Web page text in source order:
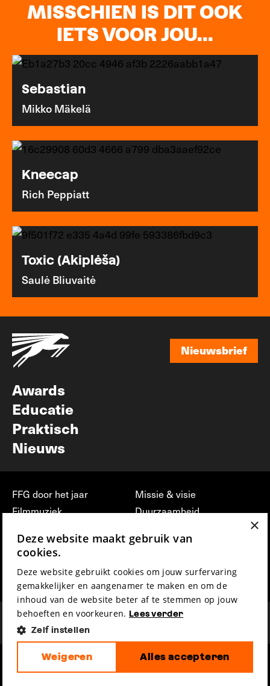
MISSCHIEN IS DIT OOK
IETS VOOR JOU...
Sebastian
Mikko Mäkelä
Kneecap
Rich Peppiatt
Toxic (Akiplėša)
Saulė Bliuvaitė
Nieuwsbrief
Awards
Educatie
Praktisch
Nieuws
FFG door het jaar
Filmmuziek
Press & Industry
Film Fest Friends
Missie & visie
Duurzaamheid
vrijwilligerswerk bij FFG
Privacy & Disclaimer
×
Deze website maakt gebruik van
cookies.
Deze website gebruikt cookies om jouw surfervaring
gemakkelijker en aangenamer te maken en om de
inhoud van de website beter af te stemmen op jouw
behoeften en voorkeuren. Lees verder
Zelf instellen
Alles accepteren
Weigeren